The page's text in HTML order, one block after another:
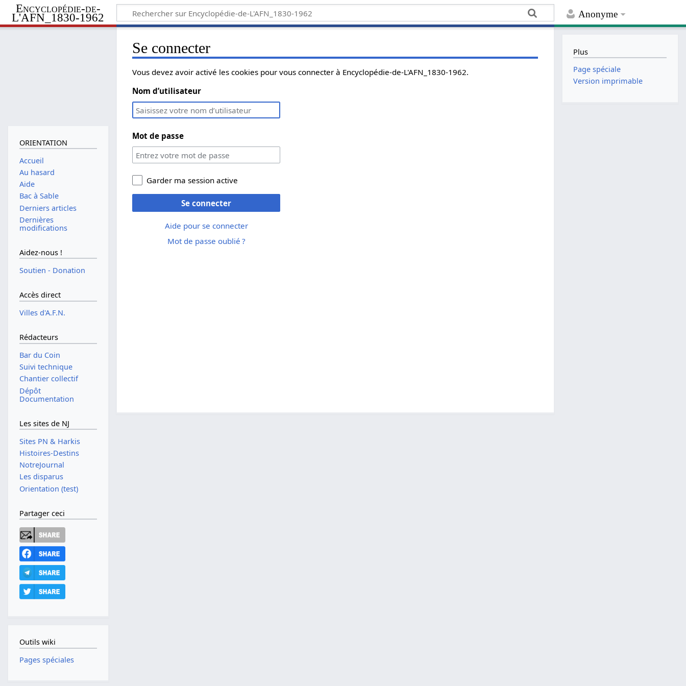
Anonyme
Encyclopédie-de-
L'AFN_1830-1962
Se connecter
Vous devez avoir activé les cookies pour vous connecter à Encyclopédie-de-L'AFN_1830-1962.
Nom d’utilisateur
Mot de passe
Garder ma session active
Se connecter
Aide pour se connecter
Mot de passe oublié ?
ORIENTATION
Accueil
Au hasard
Aide
Bac à Sable
Derniers articles
Dernières
modifications
Aidez-nous !
Soutien - Donation
Accès direct
Villes d'A.F.N.
Rédacteurs
Bar du Coin
Suivi technique
Chantier collectif
Dépôt
Documentation
Les sites de NJ
Sites PN & Harkis
Histoires-Destins
NotreJournal
Les disparus
Orientation (test)
Partager ceci
Outils wiki
Pages spéciales
Plus
Page spéciale
Version imprimable